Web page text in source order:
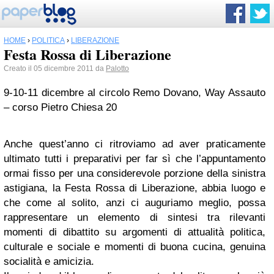
HOME › POLITICA › LIBERAZIONE
Festa Rossa di Liberazione
Creato il 05 dicembre 2011 da Palotto
9-10-11 dicembre al circolo Remo Dovano, Way Assauto
– corso Pietro Chiesa 20
Anche quest’anno ci ritroviamo ad aver praticamente
ultimato tutti i preparativi per far sì che l’appuntamento
ormai fisso per una considerevole porzione della sinistra
astigiana, la Festa Rossa di Liberazione, abbia luogo e
che come al solito, anzi ci auguriamo meglio, possa
rappresentare un elemento di sintesi tra rilevanti
momenti di dibattito su argomenti di attualità politica,
culturale e sociale e momenti di buona cucina, genuina
socialità e amicizia.